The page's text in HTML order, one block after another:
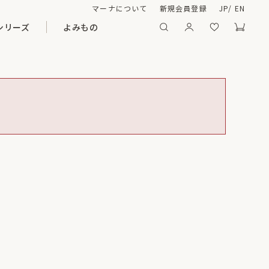
リーズ よみもの
マーナについて 新規会員登録 JP/ EN